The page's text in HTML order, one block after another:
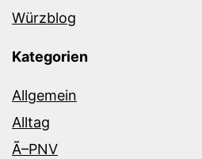
Würzblog
Kategorien
Allgemein
Alltag
Ã–PNV